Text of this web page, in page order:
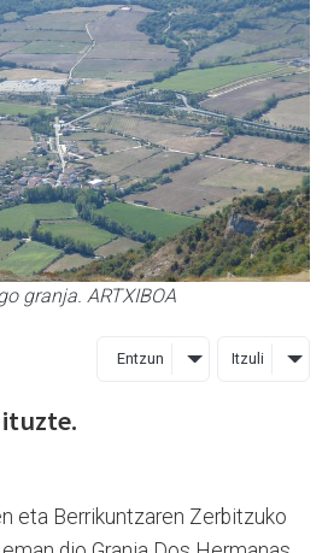
granja. ARTXIBOA
Entzun Itzuli
eta Berrikuntzaren Zerbitzuko